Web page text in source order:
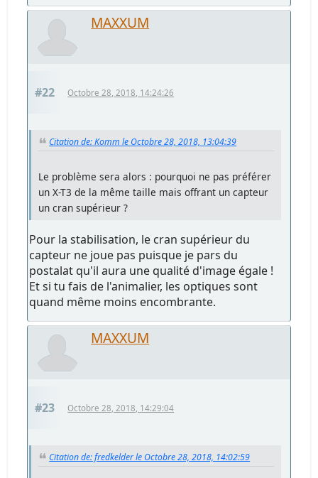
MAXXUM
#22 Octobre 28, 2018, 14:24:26
Citation de: Komm le Octobre 28, 2018, 13:04:39
Le problème sera alors : pourquoi ne pas préférer
un X-T3 de la même taille mais offrant un capteur
un cran supérieur ?
Pour la stabilisation, le cran supérieur du
capteur ne joue pas puisque je pars du
postalat qu'il aura une qualité d'image égale !
Et si tu fais de l'animalier, les optiques sont
quand même moins encombrante.
MAXXUM
#23 Octobre 28, 2018, 14:29:04
Citation de: fredkelder le Octobre 28, 2018, 14:02:59